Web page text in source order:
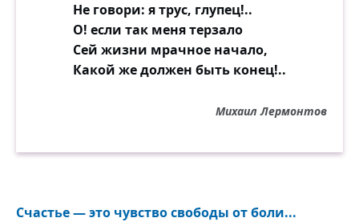
Не говори: я трус, глупец!..
О! если так меня терзало
Сей жизни мрачное начало,
Какой же должен быть конец!..
Михаил Лермонтов
Счастье — это чувство свободы от боли...